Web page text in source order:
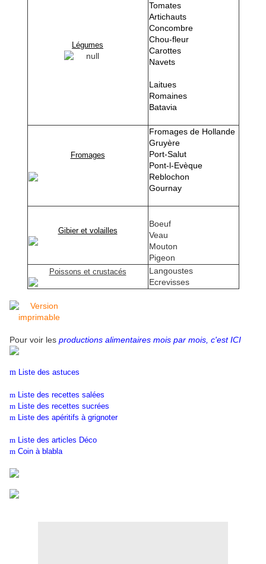
Légumes
Tomates
Artichauts
Concombre
Chou-fleur
Carottes
Navets
Laitues
Romaines
Batavia
Fromages
Fromages de Hollande
Gruyère
Port-Salut
Pont-l-Evèque
Reblochon
Gournay
Gibier et volailles
Boeuf
Veau
Mouton
Pigeon
Poissons et crustacés
Langoustes
Ecrevisses
Pour voir les productions alimentaires mois par mois, c'est ICI
m Liste des astuces
m Liste des recettes salées
m Liste des recettes sucrées
m Liste des apéritifs à grignoter
m Liste des articles Déco
m Coin à blabla